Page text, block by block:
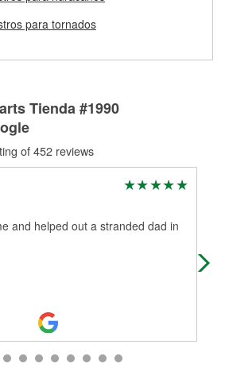
podemos ayudarte a encontrar las
correctas para tu reparación.
y discos de freno
para tornados
Tienda #1990
of 452 reviews
and helped out a stranded dad in